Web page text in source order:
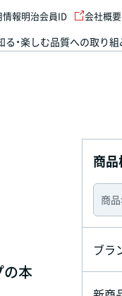
る・楽しむ品質への取り組
情報明治会員ID 会社概要
の本
商
ブラ